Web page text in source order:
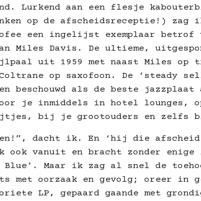
Lurkend aan een flesje
op de afscheidsreceptie!)
een ingelijst exemplaar betrof
Miles Davis. De ultieme,
uit 1959 met naast Miles op
op saxofoon. De ‘steady
beschouwd als de beste
je inmiddels in hotel lounges,
bij je grootouders en zelfs
dacht ik. En ‘hij die afscheid
ook vanuit en bracht zonder
Blue’. Maar ik zag al snel de
met oorzaak en gevolg; oreer in
LP, gepaard gaande met